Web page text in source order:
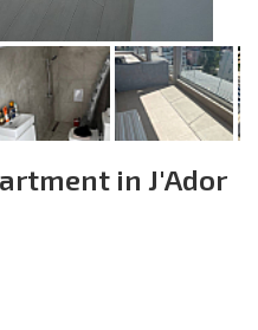
in J'Ador